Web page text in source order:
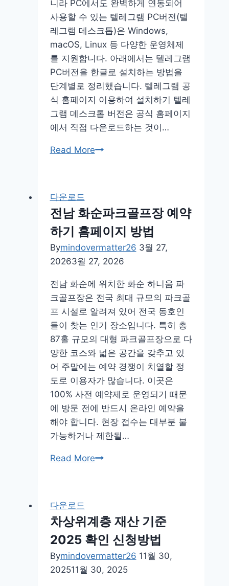
금
홈
페
이
지
니라 PC에서도 완벽하게 연동되어
사용할 수 있는 텔레그램 PC버전(텔
레그램 데스크톱)은 Windows,
macOS, Linux 등 다양한 운영체제
를 지원합니다. 아래에서는 텔레그램
PC버전을 한글로 설치하는 방법을
단계별로 정리했습니다. 텔레그램 공
식 홈페이지 이용하여 설치하기 텔레
그램 데스크톱 버전은 공식 홈페이지
에서 직접 다운로드하는 것이…
Read More텔
버
전
한
글
운
로
드
깔
기
홈
페
이
지
다운로드
전남 화순파크골프장 예약
하기 홈페이지 방법
Bymindovermatter26 3월 27,
20263월 27, 2026
전남 화순에 위치한 화순 하니움 파
크골프장은 전국 최대 규모의 파크골
프 시설로 알려져 있어 전국 동호인
들이 찾는 인기 장소입니다. 특히 총
87홀 규모의 대형 파크골프장으로 다
양한 코스와 넓은 공간을 갖추고 있
어 주말에는 예약 경쟁이 치열할 정
도로 이용자가 많습니다. 이곳은
100% 사전 예약제로 운영되기 때문
에 방문 전에 반드시 온라인 예약을
해야 합니다. 현장 접수는 대부분 불
가능하거나 제한될…
Read More전
크
골
프
장
다운로드
차상위계층 재산 기준
2025 확인 신청방법
Bymindovermatter26 11월 30,
202511월 30, 2025